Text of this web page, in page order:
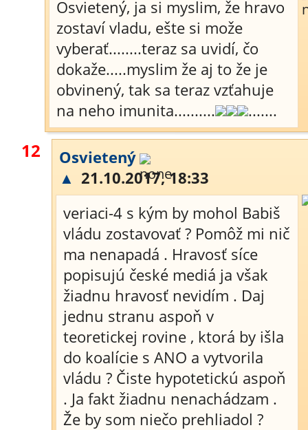
Osvietený, ja si myslim, že hravo
zostaví vladu, ešte si može
vyberať........teraz sa uvidí, čo
dokaže.....myslim že aj to že je
obvinený, tak sa teraz vzťahuje
na neho imunita..........
.......
12
Osvietený
▲ 21.10.2017, 18:33
veriaci-4 s kým by mohol Babiš
vládu zostavovať ? Pomôž mi nič
ma nenapadá . Hravosť síce
popisujú české mediá ja však
žiadnu hravosť nevidím . Daj
jednu stranu aspoň v
teoretickej rovine , ktorá by išla
do koalície s ANO a vytvorila
vládu ? Čiste hypotetickú aspoň
. Ja fakt žiadnu nenachádzam .
Že by som niečo prehliadol ?